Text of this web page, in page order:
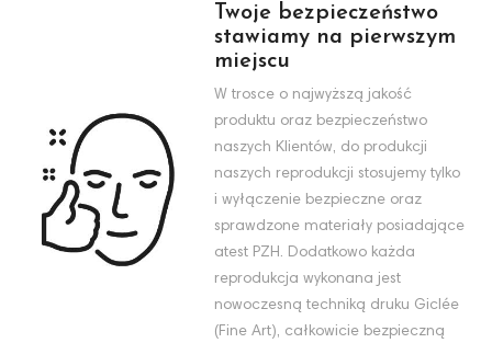
Twoje bezpieczeństwo
stawiamy na pierwszym
miejscu
W trosce o najwyższą jakość
produktu oraz bezpieczeństwo
naszych Klientów, do produkcji
naszych reprodukcji stosujemy tylko
i wyłączenie bezpieczne oraz
sprawdzone materiały posiadające
atest PZH. Dodatkowo każda
reprodukcja wykonana jest
nowoczesną techniką druku Giclée
(Fine Art), całkowicie bezpieczną